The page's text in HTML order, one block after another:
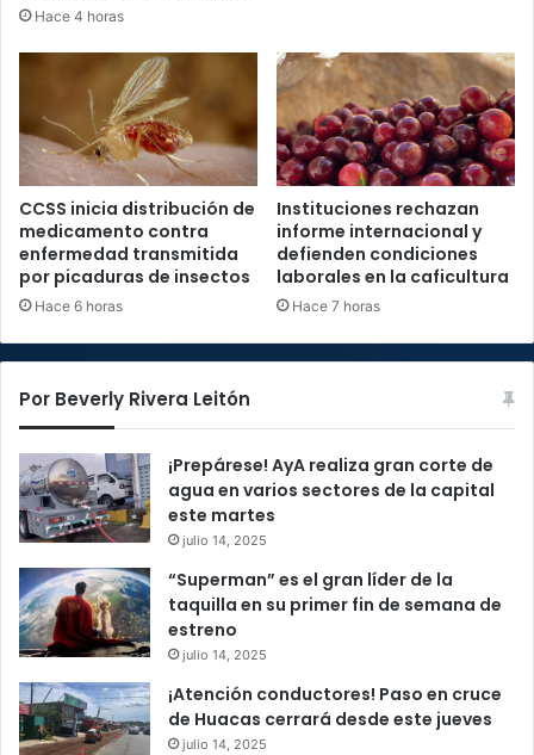
Hace 4 horas
CCSS inicia distribución de
medicamento contra
enfermedad transmitida
por picaduras de insectos
Hace 6 horas
Instituciones rechazan
informe internacional y
defienden condiciones
laborales en la caficultura
Hace 7 horas
Por Beverly Rivera Leitón
¡Prepárese! AyA realiza gran corte de
agua en varios sectores de la capital
este martes
julio 14, 2025
“Superman” es el gran líder de la
taquilla en su primer fin de semana de
estreno
julio 14, 2025
¡Atención conductores! Paso en cruce
de Huacas cerrará desde este jueves
julio 14, 2025